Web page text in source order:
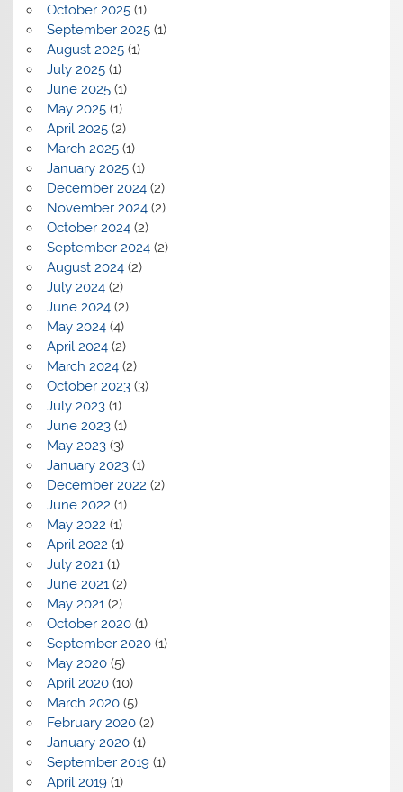
October 2025(1)
September 2025(1)
August 2025(1)
July 2025(1)
June 2025(1)
May 2025(1)
April 2025(2)
March 2025(1)
January 2025(1)
December 2024(2)
November 2024(2)
October 2024(2)
September 2024(2)
August 2024(2)
July 2024(2)
June 2024(2)
May 2024(4)
April 2024(2)
March 2024(2)
October 2023(3)
July 2023(1)
June 2023(1)
May 2023(3)
January 2023(1)
December 2022 (2)
June 2022 (1)
May 2022 (1)
April 2022 (1)
July 2021(1)
June 2021(2)
May 2021(2)
October 2020(1)
September 2020(1)
May 2020(5)
April 2020(10)
March 2020(5)
February 2020(2)
January 2020(1)
September 2019(1)
April 2019(1)